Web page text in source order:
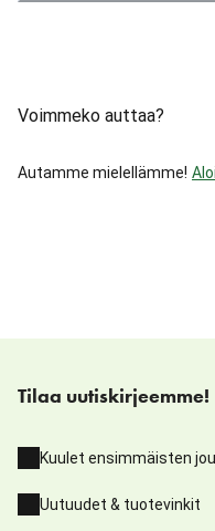
Voimmeko auttaa?
Autamme mielellämme!
Tilaa uutiskirjeemme!
Kuulet ensimmäisten
Uutuudet & tuotevinkit